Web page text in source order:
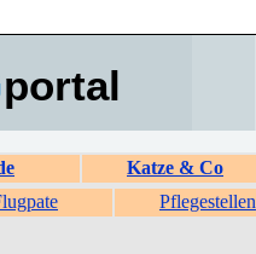
portal
Katze & Co
Pflegestellen